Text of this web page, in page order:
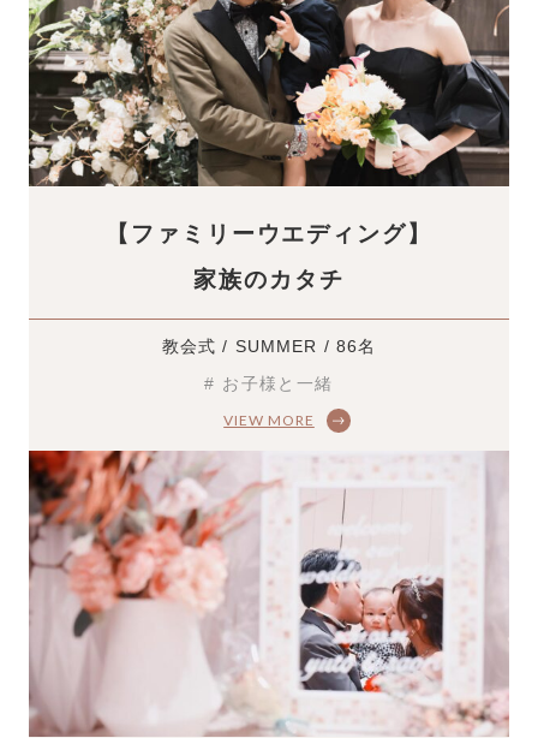
【ファミリーウエディング】
家族のカタチ
教会式 / SUMMER / 86名
# お子様と一緒